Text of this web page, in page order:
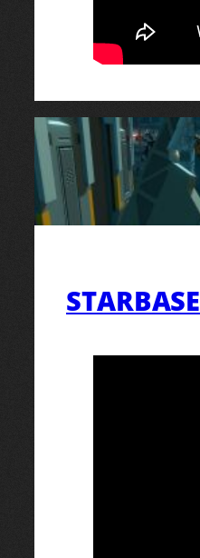
STARBASE